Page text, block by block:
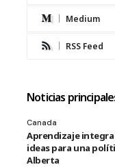
Medium
RSS Feed
Noticias
Canada
Aprendizaje
ideas para una
Alberta